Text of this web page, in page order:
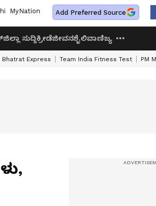
MyNation Add Preferred Source
ಜಿಲ್ಲಾ ಸುದ್ದಿಕ್ರೀಡೆಜೀವನಶೈಲಿವಾಣಿಜ್ಯ
Bhatrat Express Team India Fitness Test PM